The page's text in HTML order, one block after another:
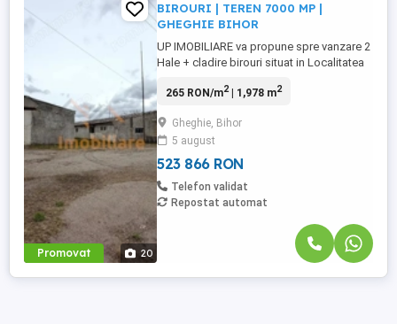
Promovat 20
BIROURI | TEREN 7000 MP |
GHEGHIE BIHOR
UP IMOBILIARE va propune spre vanzare 2
Hale + cladire birouri situat in Localitatea
dublu front stradal, acces facil si
construita in anul 1980, unde a fost
Fabrica de Teracota. Localizare: Judetul
Bihor, Gheghie ...
265 RON/m2| 1,978 m2
Gheghie, Bihor
5 august
523 866 RON
Telefon validat
Repostat automat